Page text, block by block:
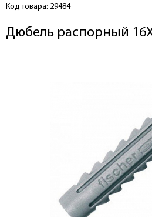
Код товара: 29484
Дюбель распорный